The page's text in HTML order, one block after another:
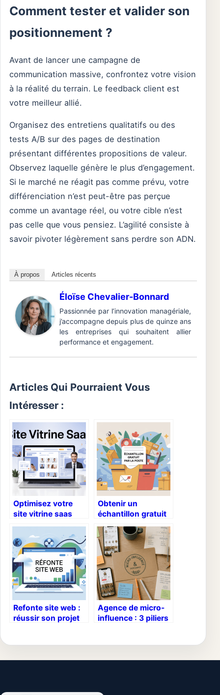
Comment tester et valider son
positionnement ?
Avant de lancer une campagne de
communication massive, confrontez votre vision
à la réalité du terrain. Le feedback client est
votre meilleur allié.
Organisez des entretiens qualitatifs ou des
tests A/B sur des pages de destination
présentant différentes propositions de valeur.
Observez laquelle génère le plus d’engagement.
Si le marché ne réagit pas comme prévu, votre
différenciation n’est peut-être pas perçue
comme un avantage réel, ou votre cible n’est
pas celle que vous pensiez. L’agilité consiste à
savoir pivoter légèrement sans perdre son ADN.
À propos Articles récents
Éloïse Chevalier-Bonnard
Passionnée par l’innovation managériale,
j’accompagne depuis plus de quinze ans
les entreprises qui souhaitent allier
performance et engagement.
Articles Qui Pourraient Vous
Intéresser :
Optimisez votre
site vitrine saas
companies pour
gagner des clients
Obtenir un
échantillon gratuit
2026 sans perdre
de temps
Refonte site web :
réussir son projet
Agence de micro-
influence : 3 piliers
d’ami